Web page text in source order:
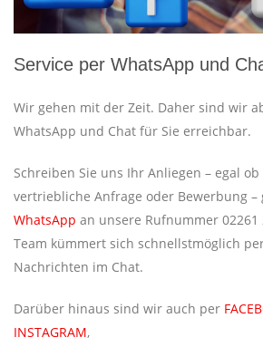
Service per WhatsApp und
Wir gehen mit der Zeit. Daher sind wir
WhatsApp und Chat für Sie erreichbar.
Schreiben Sie uns Ihr Anliegen – egal
vertriebliche Anfrage oder Bewerbung –
WhatsApp an unsere Rufnummer
Team kümmert sich schnellstmöglich
Nachrichten im Chat.
Darüber hinaus sind wir auch per
INSTAGRAM,